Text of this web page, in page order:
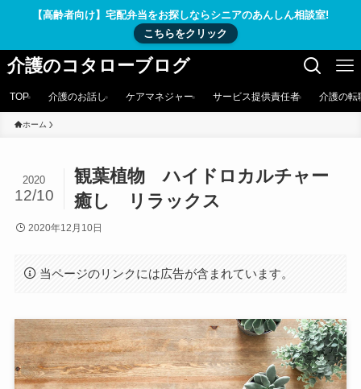
【高齢者向け】宅配弁当をお探しならシニアのあんしん相談室!
こちらをクリック
介護のコタローブログ
TOP 介護のお話し ケアマネジャー サービス提供責任者 介護の転
ホーム
観葉植物 ハイドロカルチャー
癒し リラックス
2020
12/10
2020年12月10日
当ページのリンクには広告が含まれています。